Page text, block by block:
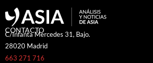
CONTACTO
C/Infanta Mercedes 31, Bajo.
28020 Madrid
663 271 716